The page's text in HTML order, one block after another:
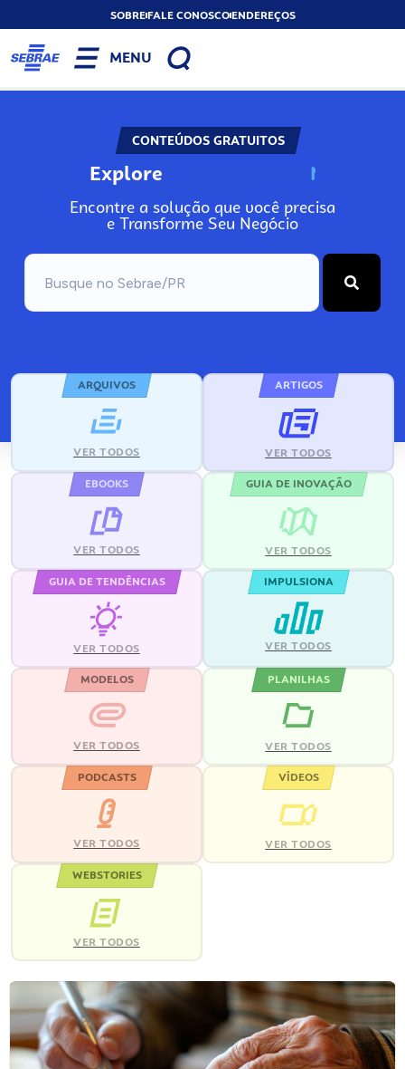
SOBREFALE CONOSCOENDEREÇOS
MENU
CONTEÚDOS GRATUITOS
Explore N
Encontre a solução que você precisa
e Transforme Seu Negócio
ARQUIVOS
VER TODOS
ARTIGOS
VER TODOS
EBOOKS
VER TODOS
GUIA DE INOVAÇÃO
VER TODOS
GUIA DE TENDÊNCIAS
VER TODOS
IMPULSIONA
VER TODOS
MODELOS
VER TODOS
PLANILHAS
VER TODOS
PODCASTS
VER TODOS
VÍDEOS
VER TODOS
WEBSTORIES
VER TODOS